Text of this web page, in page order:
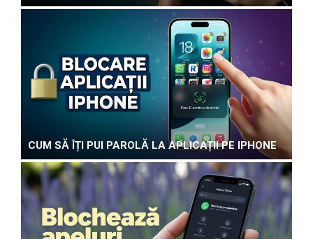
CUM SĂ ÎȚI PUI PAROLĂ LA APLICAȚII PE IPHONE